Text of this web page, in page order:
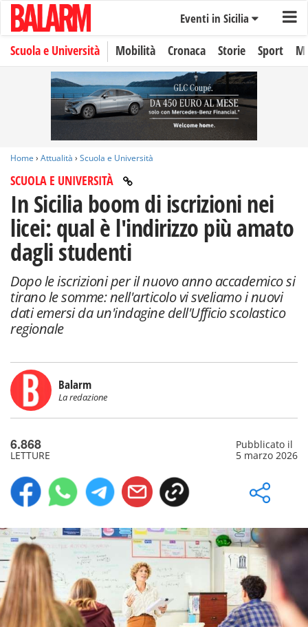
Eventi in Sicilia
Scuola e Università Mobilità Cronaca Storie Sport
Home › Attualità › Scuola e Università
SCUOLA E UNIVERSITÀ
In Sicilia boom di iscrizioni nei
licei: qual è l'indirizzo più amato
dagli studenti
Dopo le iscrizioni per il nuovo anno accademico si
tirano le somme: nell'articolo vi sveliamo i nuovi
dati emersi da un'indagine dell'Ufficio scolastico
regionale
Balarm
La redazione
6.868
LETTURE
Pubblicato il
5 marzo 2026